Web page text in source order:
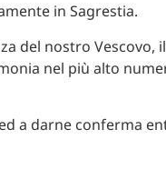
in Sagrestia.
del nostro Vescovo,
nel più alto
a darne conferma